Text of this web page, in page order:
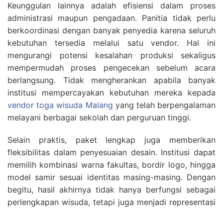
Keunggulan lainnya adalah efisiensi dalam proses
administrasi maupun pengadaan. Panitia tidak perlu
berkoordinasi dengan banyak penyedia karena seluruh
kebutuhan tersedia melalui satu vendor. Hal ini
mengurangi potensi kesalahan produksi sekaligus
mempermudah proses pengecekan sebelum acara
berlangsung. Tidak mengherankan apabila banyak
institusi mempercayakan kebutuhan mereka kepada
vendor toga wisuda Malang yang telah berpengalaman
melayani berbagai sekolah dan perguruan tinggi.
Selain praktis, paket lengkap juga memberikan
fleksibilitas dalam penyesuaian desain. Institusi dapat
memilih kombinasi warna fakultas, bordir logo, hingga
model samir sesuai identitas masing-masing. Dengan
begitu, hasil akhirnya tidak hanya berfungsi sebagai
perlengkapan wisuda, tetapi juga menjadi representasi